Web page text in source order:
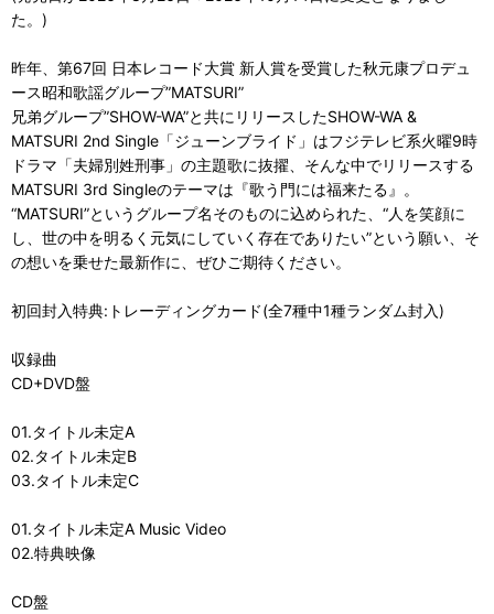
た。)
昨年、第67回 日本レコード大賞 新人賞を受賞した秋元康プロデュ
ース昭和歌謡グループ”MATSURI”
兄弟グループ”SHOW-WA”と共にリリースしたSHOW-WA &
MATSURI 2nd Single「ジューンブライド」はフジテレビ系火曜9時
ドラマ「夫婦別姓刑事」の主題歌に抜擢、そんな中でリリースする
MATSURI 3rd Singleのテーマは『歌う門には福来たる』。
“MATSURI”というグループ名そのものに込められた、“人を笑顔に
し、世の中を明るく元気にしていく存在でありたい”という願い、そ
の想いを乗せた最新作に、ぜひご期待ください。
初回封入特典:トレーディングカード(全7種中1種ランダム封入)
収録曲
CD+DVD盤
01.タイトル未定A
02.タイトル未定B
03.タイトル未定C
01.タイトル未定A Music Video
02.特典映像
CD盤